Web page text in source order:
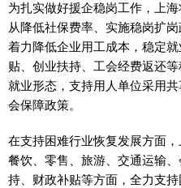
为扎实做好援企稳岗工作，上
从降低社保费率、实施稳岗扩
着力降低企业用工成本，稳定
贴、创业扶持、工会经费返还
就业形态，支持用人单位采用
会保障政策。
在支持困难行业恢复发展方面
餐饮、零售、旅游、交通运输、
持、财政补贴等方面，全力支